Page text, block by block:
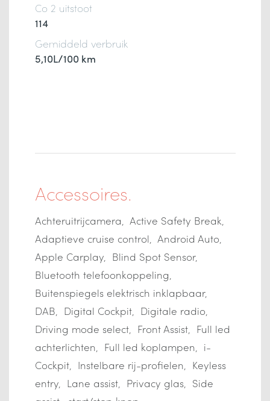
Co 2 uitstoot
114
Gemiddeld verbruik
5,10L/100 km
Accessoires.
Achteruitrijcamera
Active Safety Break
Adaptieve cruise control Android Auto
Apple Carplay
Blind Spot Sensor
Bluetooth telefoonkoppeling
Buitenspiegels elektrisch inklapbaar
DAB
Digital Cockpit
Digitale radio
Driving mode select
Front Assist
Full led
achterlichten
Full led koplampen
i-
Cockpit
Instelbare rij-profielen
Keyless
entry
Lane assist Privacy glas
Side